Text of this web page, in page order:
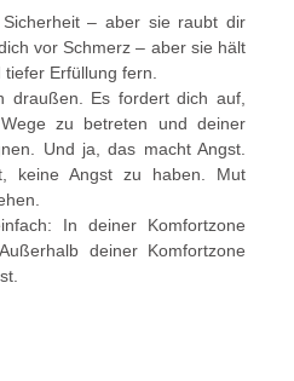
– aber sie raubt dir
vor Schmerz – aber sie hält
Erfüllung fern.
draußen. Es fordert dich auf,
zu betreten und deiner
Und ja, das macht Angst.
keine Angst zu haben. Mut
In deiner Komfortzone
deiner Komfortzone